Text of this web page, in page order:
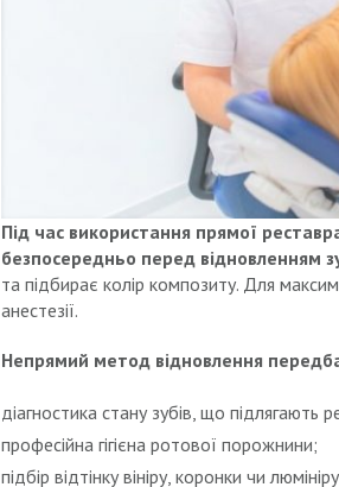
Під час використання прямої
безпосередньо перед відновленням
та підбирає колір композиту. Для
анестезії.
Непрямий метод відновлення
діагностика стану зубів, що підлягають
професійна гігієна ротової порожнини;
підбір відтінку вініру, коронки чи